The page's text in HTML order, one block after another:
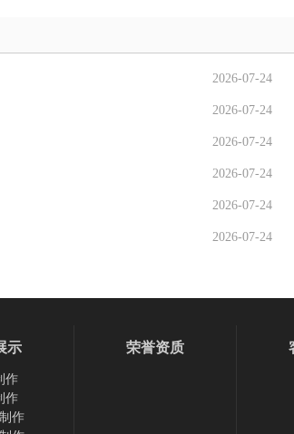
2026-07-24
2026-07-24
2026-07-24
2026-07-24
2026-07-24
2026-07-24
示
作
作
作
荣誉资质